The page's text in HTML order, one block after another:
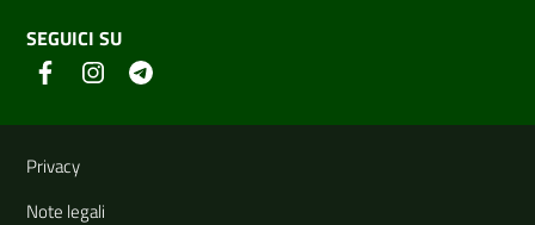
SEGUICI SU
Link e informazioni utili
Privacy
Note legali